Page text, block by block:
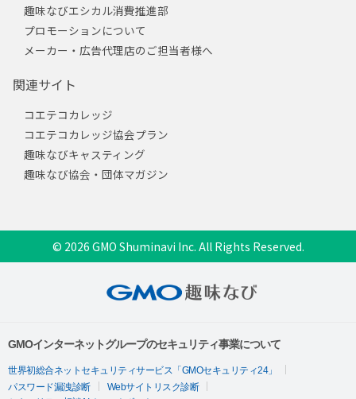
趣味なびエシカル消費推進部
プロモーションについて
メーカー・広告代理店のご担当者様へ
関連サイト
コエテコカレッジ
コエテコカレッジ協会プラン
趣味なびキャスティング
趣味なび協会・団体マガジン
© 2026 GMO Shuminavi Inc. All Rights Reserved.